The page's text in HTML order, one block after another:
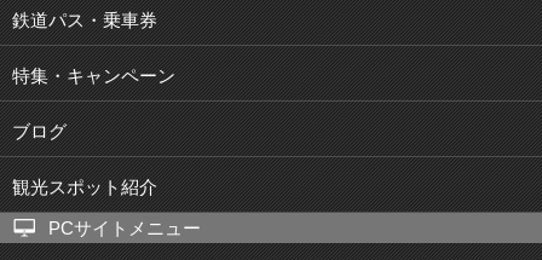
鉄道パス・乗車券
特集・キャンペーン
ブログ
観光スポット紹介
PCサイトメニュー